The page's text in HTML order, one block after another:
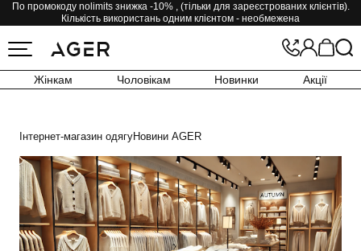
По промокоду nolimits знижка -10% , (тільки для зареєстрованих клієнтів).
Кількість використань одним клієнтом - необмежена
Жінкам Чоловікам Новинки Акції
Інтернет-магазин одягуНовини AGER